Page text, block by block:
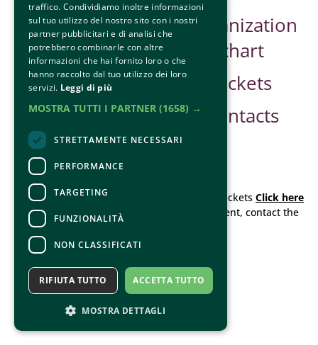
Partner &
Sponsor
Organization
chart
Safe Guarding
Tickets
Contacts
For information and support in purchasing tickets Click here
For information on the program and the event, contact the
Accessibility statement
traffico. Condividiamo inoltre informazioni
sul tuo utilizzo del nostro sito con i nostri
partner pubblicitari e di analisi che
potrebbero combinarle con altre
informazioni che hai fornito loro o che
hanno raccolto dal tuo utilizzo dei loro
servizi. Leggi di più
MOSTRA TUTTI I PARTNER (1658) →
STRETTAMENTE NECESSARI
PERFORMANCE
TARGETING
FUNZIONALITÀ
NON CLASSIFICATI
ACCETTA TUTTO
RIFIUTA TUTTO
MOSTRA DETTAGLI